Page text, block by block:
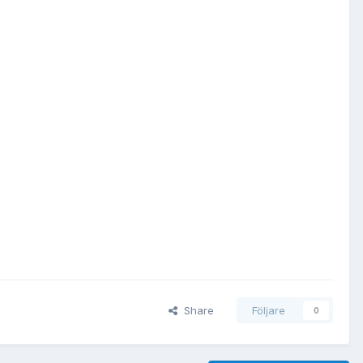
Share Följare 0